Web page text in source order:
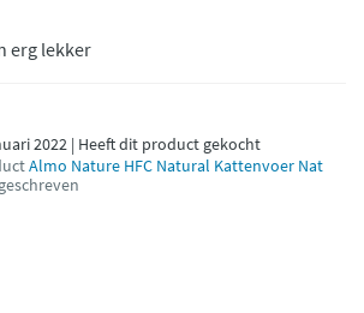
erg lekker
2022 | Heeft dit product gekocht
Almo Nature HFC Natural Kattenvoer Nat
geschreven